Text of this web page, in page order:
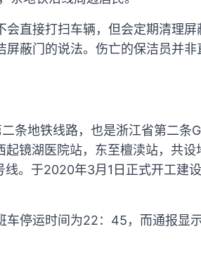
直接打扫车辆，但会定期清理
蔽门的说法。伤亡的保洁员并
条地铁线路，也是浙江省第二条
镜湖医院站，东至檀渎站，共
。于2020年3月1日正式开工建
停运时间为22：45，而通报显